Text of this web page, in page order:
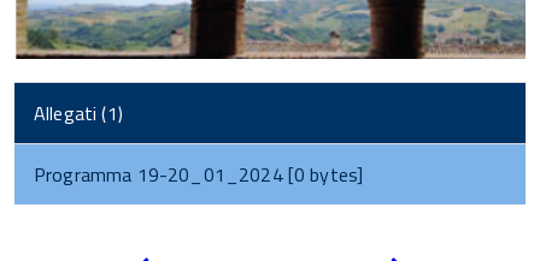
Allegati (1)
Programma 19-20_01_2024 [0 bytes]